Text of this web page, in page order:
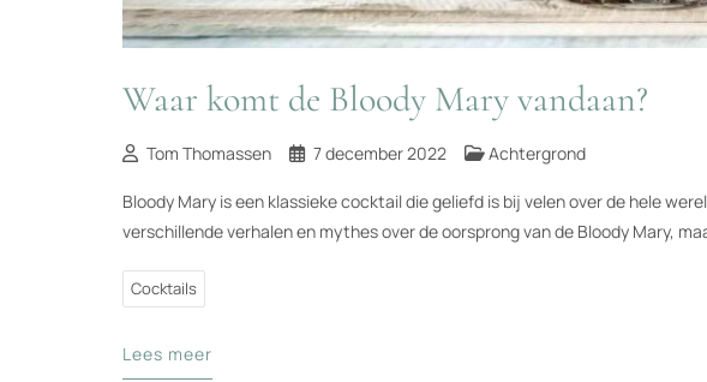
Waar komt de Bloody Mary vandaan?
Tom Thomassen 7 december 2022 Achtergrond
Bloody Mary is een klassieke cocktail die geliefd is bij velen over de hele
verschillende verhalen en mythes over de oorsprong van de Bloody Mary,
Cocktails
Lees meer